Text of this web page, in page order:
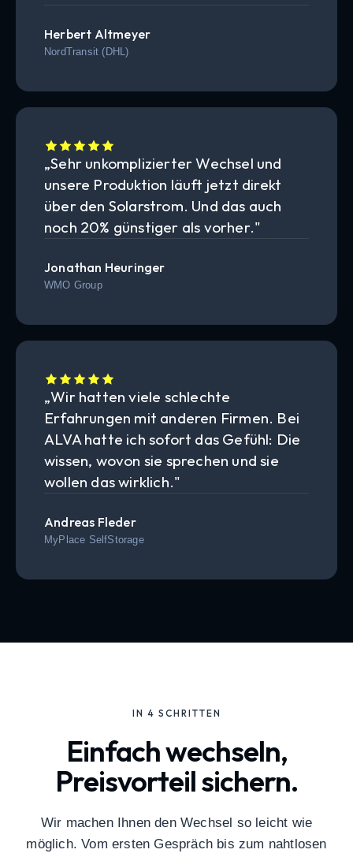
Herbert Altmeyer
NordTransit (DHL)
„Sehr unkomplizierter Wechsel und
unsere Produktion läuft jetzt direkt
über den Solarstrom. Und das auch
noch 20% günstiger als vorher."
Jonathan Heuringer
WMO Group
„Wir hatten viele schlechte
Erfahrungen mit anderen Firmen. Bei
ALVA hatte ich sofort das Gefühl: Die
wissen, wovon sie sprechen und sie
wollen das wirklich."
Andreas Fleder
MyPlace SelfStorage
IN 4 SCHRITTEN
Einfach wechseln,
Preisvorteil sichern.
Wir machen Ihnen den Wechsel so leicht wie
möglich. Vom ersten Gespräch bis zum nahtlosen